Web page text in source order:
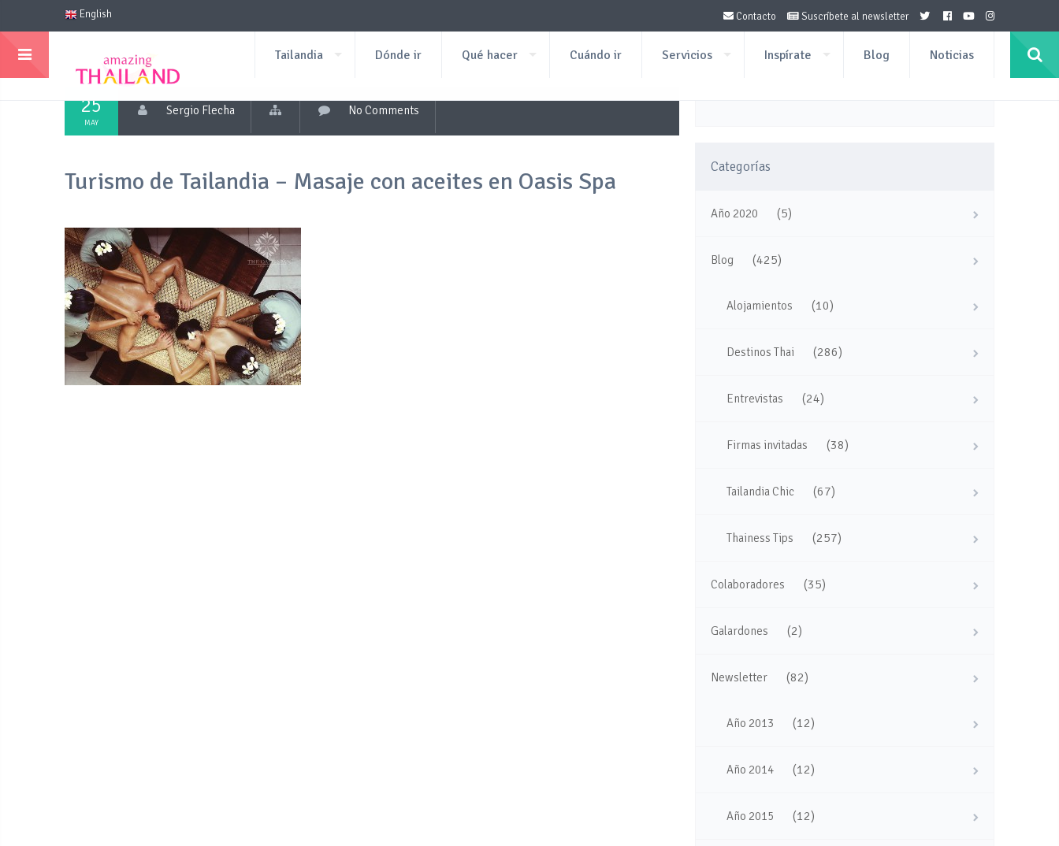
English Contacto Suscríbete al newsletter
Tailandia Dónde ir Qué hacer Cuándo ir Servicios Inspírate Blog Noticias
25
MAY
Sergio Flecha No Comments
Turismo de Tailandia – Masaje con aceites en Oasis Spa
Categorías
Año 2020 (5)
Blog (425)
Alojamientos (10)
Destinos Thai (286)
Entrevistas (24)
Firmas invitadas (38)
Tailandia Chic (67)
Thainess Tips (257)
Colaboradores (35)
Galardones (2)
Newsletter (82)
Año 2013 (12)
Año 2014 (12)
Año 2015 (12)